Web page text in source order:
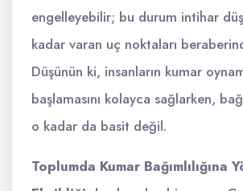
engelleyebilir; bu durum intihar
kadar varan uç noktaları
Düşünün ki, insanların kumar
başlamasını kolayca sağlarken,
o kadar da basit değil.
Toplumda Kumar Bağımlılığına